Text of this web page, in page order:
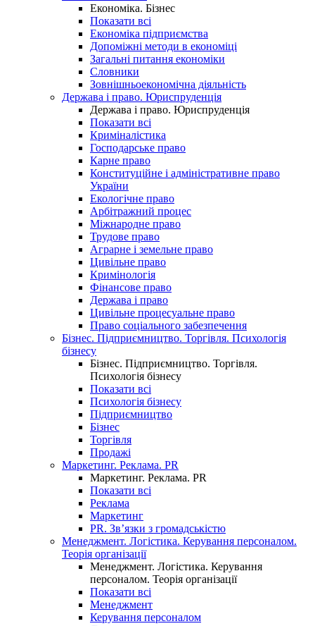
Економіка. Бізнес
Показати всі
Економіка підприємства
Допоміжні методи в економіці
Загальні питання економіки
Словники
Зовнішньоекономічна діяльність
Держава і право. Юриспруденція
Держава і право. Юриспруденція
Показати всі
Криміналістика
Господарське право
Карне право
Конституційне і адміністративне право
України
Екологічне право
Арбітражний процес
Міжнародне право
Трудове право
Аграрне і земельне право
Цивільне право
Кримінологія
Фінансове право
Держава і право
Цивільне процесуальне право
Право соціального забезпечення
Бізнес. Підприємництво. Торгівля. Психологія
бізнесу
Бізнес. Підприємництво. Торгівля.
Психологія бізнесу
Показати всі
Психологія бізнесу
Підприємництво
Бізнес
Торгівля
Продажі
Маркетинг. Реклама. PR
Маркетинг. Реклама. PR
Показати всі
Реклама
Маркетинг
PR. Зв’язки з громадськістю
Менеджмент. Логістика. Керування персоналом.
Теорія організації
Менеджмент. Логістика. Керування
персоналом. Теорія організації
Показати всі
Менеджмент
Керування персоналом